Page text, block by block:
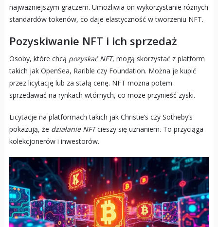
najważniejszym graczem. Umożliwia on wykorzystanie różnych
standardów tokenów, co daje elastyczność w tworzeniu NFT.
Pozyskiwanie NFT i ich sprzedaż
Osoby, które chcą pozyskać NFT, mogą skorzystać z platform
takich jak OpenSea, Rarible czy Foundation. Można je kupić
przez licytację lub za stałą cenę. NFT można potem
sprzedawać na rynkach wtórnych, co może przynieść zyski.
Licytacje na platformach takich jak Christie’s czy Sotheby’s
pokazują, że działanie NFTcieszy się uznaniem. To przyciąga
kolekcjonerów i inwestorów.